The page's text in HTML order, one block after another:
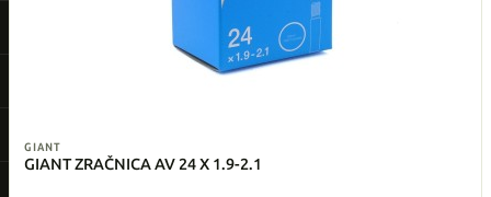
GIANT
GIANT ZRAČNICA AV 24 X 1.9-2.1